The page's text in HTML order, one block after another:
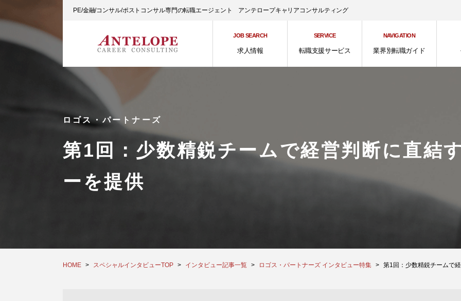
PE/金融/コンサル/ポストコンサル専門の転職エージェント アンテロープキャリアコンサルティング
JOB SEARCH
求人情報
SERVICE
転職支援サービス
NAVIGATION
業界別転職ガイド
ロゴス・パートナーズ
第1回：少数精鋭チームで経営判断に直結
ーを提供
HOME スペシャルインタビューTOP インタビュー記事一覧 ロゴス・パートナーズ インタビュー特集 第1回：少数精鋭チームで